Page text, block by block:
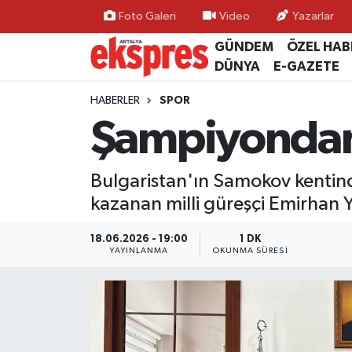
Foto Galeri Video Yazarlar
GÜNDEM ÖZEL
DÜNYA
E-GAZETE
HABERLER SPOR
Bulgaristan'ın Samokov
kazanan milli güreşçi Emirhan
18.06.2026 - 19:00
YAYINLANMA
1 DK
OKUNMA SÜRESI
ÖZEL HABER
GÜNDEM
YEREL GÜNDEM
EKONOMİ
Nöbetçi Eczaneler
Hava Durumu
Trafik Durumu
Süper Lig Puan Durumu ve Fikstür